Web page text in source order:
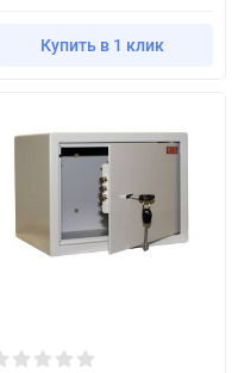
Купить в 1 клик